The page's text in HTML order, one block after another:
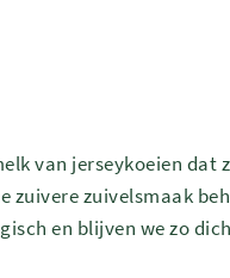
van jerseykoeien dat
zuivere zuivelsmaak
en blijven we zo